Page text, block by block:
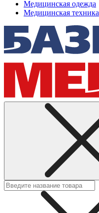
Медицинская одежда
Медицинская техника